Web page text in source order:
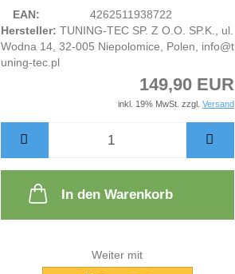
EAN:
4262511938722
Hersteller: TUNING-TEC SP. Z O.O. SP.K., ul.
Wodna 14, 32-005 Niepolomice, Polen, info@t
uning-tec.pl
149,90 EUR
inkl. 19% MwSt. zzgl. Versand
In den Warenkorb
Weiter mit